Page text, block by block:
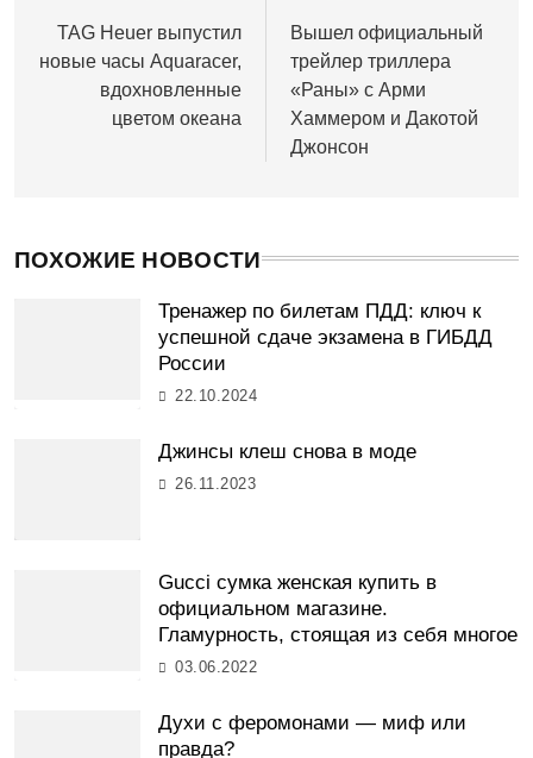
по
записям
TAG Heuer выпустил
новые часы Aquaracer,
вдохновленные
цветом океана
Вышел официальный
трейлер триллера
«Раны» с Арми
Хаммером и Дакотой
Джонсон
ПОХОЖИЕ НОВОСТИ
Тренажер по билетам ПДД: ключ к
успешной сдаче экзамена в ГИБДД
России
22.10.2024
Джинсы клеш снова в моде
26.11.2023
Gucci сумка женская купить в
официальном магазине.
Гламурность, стоящая из себя многое
03.06.2022
Духи с феромонами — миф или
правда?